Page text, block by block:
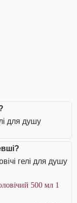
для душу
гелі для душу
500 мл 1